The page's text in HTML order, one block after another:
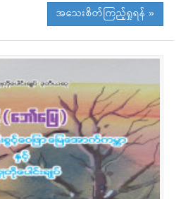
အသေးစိတ်ကြည့်ရှုရန် »